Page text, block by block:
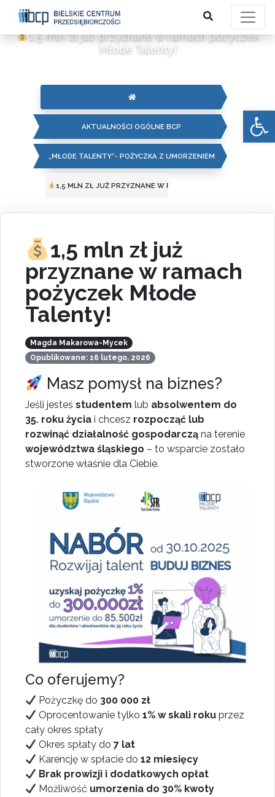
1,5 mln zł już przyznane w ramach pożyczek
Młode Talenty!
AKTUALNOŚCI OGÓLNE BCP
„MŁODE TALENTY”- POŻYCZKA Z UMORZENIEM
1,5 MLN ZŁ JUŻ PRZYZNANE W RAMACH POŻYCZEK MŁODE
1,5 mln zł już
przyznane w ramach
pożyczek Młode
Talenty!
Magda Makarowa-Mycek
Opublikowane: 16 lutego, 2026
Masz pomysł na biznes?
Jeśli jesteś studentem lub absolwentem do
35. roku życia i chcesz rozpocząć lub
rozwinąć działalność gospodarczą na terenie
województwa śląskiego – to wsparcie zostało
stworzone właśnie dla Ciebie.
Co oferujemy?
Pożyczkę do 300 000 zł
Oprocentowanie tylko1% w skali roku przez
cały okres spłaty
Okres spłaty do7 lat
Karencję w spłacie do12 miesięcy
Brak prowizji i dodatkowych opłat
Możliwość umorzenia do 30% kwoty